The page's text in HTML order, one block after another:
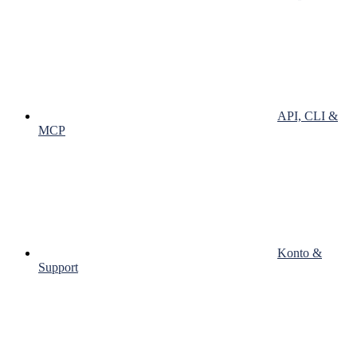
API, CLI &
MCP
Konto &
Support